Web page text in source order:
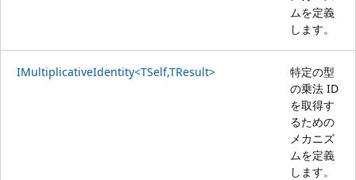
ムを定義
します。
IMultiplicativeIdentity<TSelf,TResult>
特定の型
の乗法 ID
を取得す
るための
メカニズ
ムを定義
します。